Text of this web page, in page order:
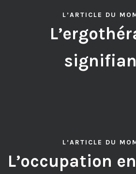
L’ARTICLE DU
L’ARTICLE DU
L’occupation